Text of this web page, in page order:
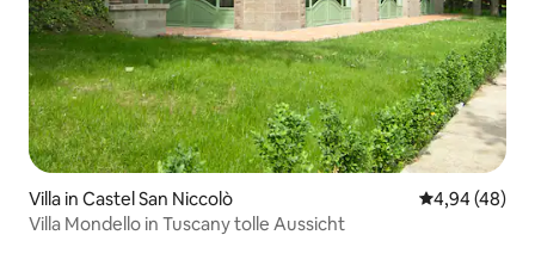
Villa in Castel San Niccolò
4,94 (48)
Villa Mondello in Tuscany tolle Aussicht